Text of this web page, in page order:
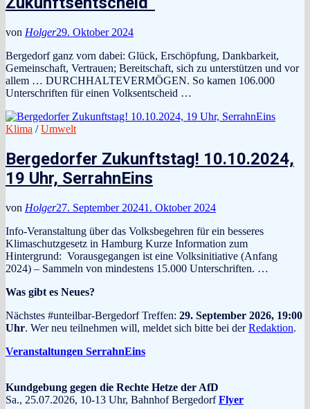
von Holger29. Oktober 2024
Bergedorf ganz vorn dabei: Glück, Erschöpfung, Dankbarkeit,
Gemeinschaft, Vertrauen; Bereitschaft, sich zu unterstützen und vor
allem … DURCHHALTEVERMÖGEN. So kamen 106.000
Unterschriften für einen Volksentscheid …
Klima /Umwelt
Bergedorfer Zukunftstag! 10.10.2024,
19 Uhr, SerrahnEins
von Holger27. September 20241. Oktober 2024
Info-Veranstaltung über das Volksbegehren für ein besseres
Klimaschutzgesetz in Hamburg Kurze Information zum
Hintergrund: Vorausgegangen ist eine Volksinitiative (Anfang
2024) – Sammeln von mindestens 15.000 Unterschriften. …
Was gibt es Neues?
Nächstes #unteilbar-Bergedorf Treffen: 29. September 2026, 19:00
Uhr. Wer neu teilnehmen will, meldet sich bitte bei derRedaktion.
Veranstaltungen SerrahnEins
Kundgebung gegen die Rechte Hetze der AfD
Sa., 25.07.2026, 10-13 Uhr, Bahnhof BergedorfFlyer